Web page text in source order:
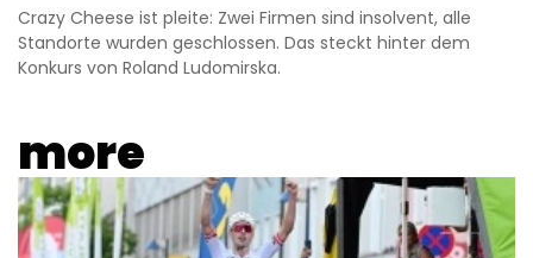
Crazy Cheese ist pleite: Zwei Firmen sind insolvent, alle
Standorte wurden geschlossen. Das steckt hinter dem
Konkurs von Roland Ludomirska.
more